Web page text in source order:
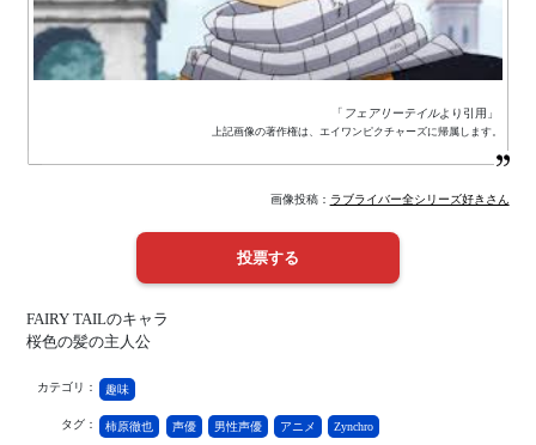
「 フェアリーテイルより引用」
上記画像の著作権は、エイワンピクチャーズに帰属します。
画像投稿： ラブライバー全シリーズ好きさん
FAIRY TAILのキャラ
桜色の髪の主人公
カテゴリ： 趣味
タグ： 柿原徹也 声優 男性声優 アニメ Zynchro